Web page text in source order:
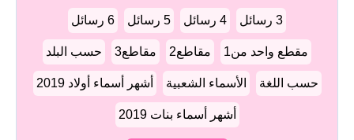
3 رسائل 4 رسائل 5 رسائل 6 رسائل
مقطع واحد من1 مقاطع2 مقاطع3 حسب البلد
حسب اللغة الأسماء الشعبية أشهر أسماء أولاد 2019
أشهر أسماء بنات 2019